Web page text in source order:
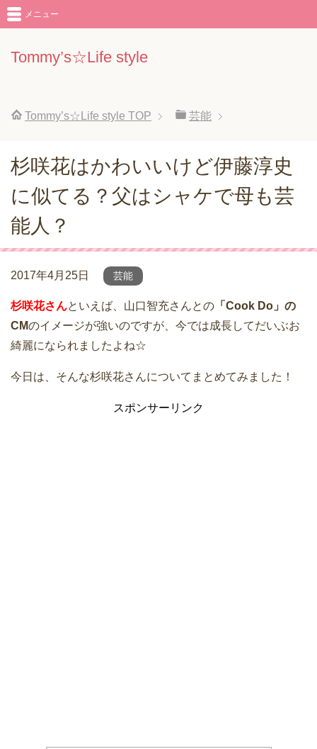
Tommy’s☆Life style
メニュー
Tommy’s☆Life style TOP 芸能
杉咲花はかわいいけど伊藤淳史
に似てる？父はシャケで母も芸
能人？
2017年4月25日 芸能
杉咲花さんといえば、山口智充さんとの 「Cook Do」の
CMのイメージが強いのですが、今では成長してだいぶお
綺麗になられましたよね☆
今日は、そんな杉咲花さんについてまとめてみました！
スポンサーリンク